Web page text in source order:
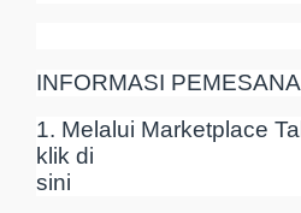
INFORMASI
1. Melalui Marketplace
klik di
sini